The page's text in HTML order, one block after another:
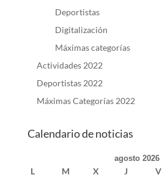
Deportistas
Digitalización
Máximas categorías
Actividades 2022
Deportistas 2022
Máximas Categorías 2022
Calendario de noticias
agosto 2026
L M X J V